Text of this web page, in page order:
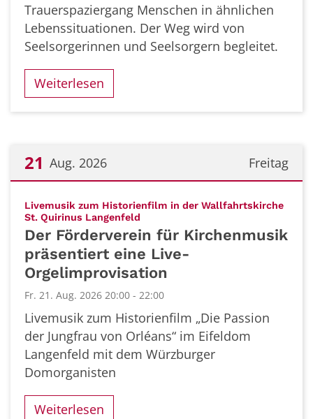
Trauerspaziergang Menschen in ähnlichen
Lebenssituationen. Der Weg wird von
Seelsorgerinnen und Seelsorgern begleitet.
Weiterlesen
Freitag
21 Aug. 2026
Livemusik zum Historienfilm in der Wallfahrtskirche
St. Quirinus Langenfeld
Der Förderverein für Kirchenmusik
präsentiert eine Live-
Orgelimprovisation
Fr. 21. Aug. 2026 20:00 - 22:00
Livemusik zum Historienfilm „Die Passion
der Jungfrau von Orléans“ im Eifeldom
Langenfeld mit dem Würzburger
Domorganisten
Weiterlesen